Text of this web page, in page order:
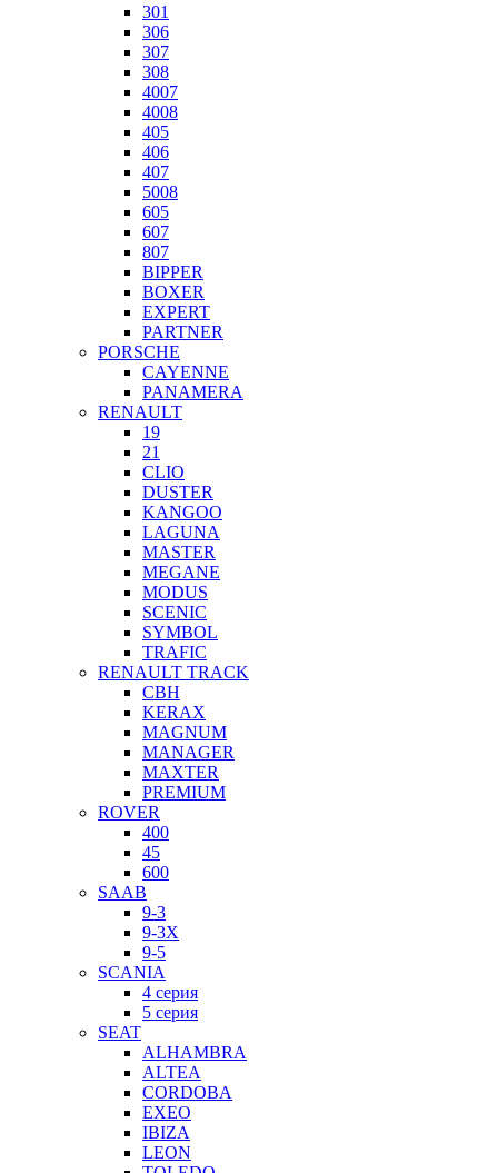
301
306
307
308
4007
4008
405
406
407
5008
605
607
807
BIPPER
BOXER
EXPERT
PARTNER
PORSCHE
CAYENNE
PANAMERA
RENAULT
19
21
CLIO
DUSTER
KANGOO
LAGUNA
MASTER
MEGANE
MODUS
SCENIC
SYMBOL
TRAFIC
RENAULT TRACK
CBH
KERAX
MAGNUM
MANAGER
MAXTER
PREMIUM
ROVER
400
45
600
SAAB
9-3
9-3X
9-5
SCANIA
4 серия
5 серия
SEAT
ALHAMBRA
ALTEA
CORDOBA
EXEO
IBIZA
LEON